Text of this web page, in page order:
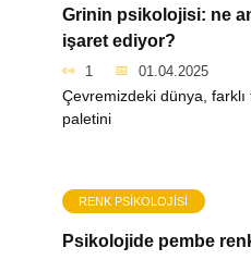
Grinin psikolojisi: ne
işaret ediyor?
1 01.04.2025
Çevremizdeki dünya, farklı
paletini
RENK PSIKOLOJISI
Psikolojide pembe